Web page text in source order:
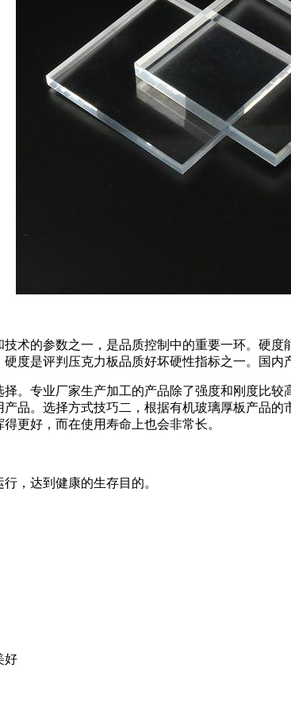
术的参数之一，是品质控制中的重要一环。硬
度是评判压克力板品质好坏硬性指标之一。国内
。专业厂家生产加工的产品除了强度和刚度比
品。选择方式技巧二，根据有机玻璃厚板产品
更好，而在使用寿命上也会非常长。
，达到健康的生存目的。
好